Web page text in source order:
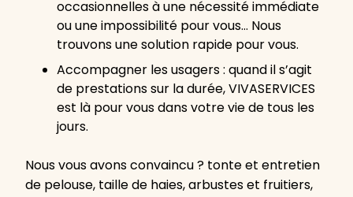
occasionnelles à une nécessité immédiate
ou une impossibilité pour vous… Nous
trouvons une solution rapide pour vous.
Accompagner les usagers : quand il s’agit
de prestations sur la durée, VIVASERVICES
est là pour vous dans votre vie de tous les
jours.
Nous vous avons convaincu ? tonte et entretien
de pelouse, taille de haies, arbustes et fruitiers,